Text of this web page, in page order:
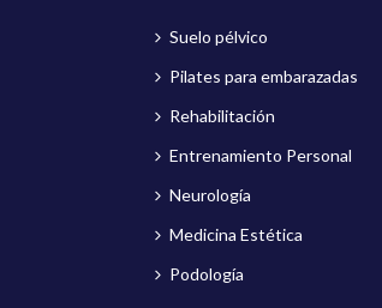
Suelo pélvico
Pilates para embarazadas
Rehabilitación
Entrenamiento Personal
Neurología
Medicina Estética
Podología